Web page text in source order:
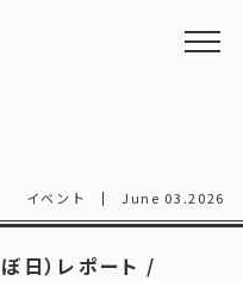
イベント June 03.2026
日）レポート /